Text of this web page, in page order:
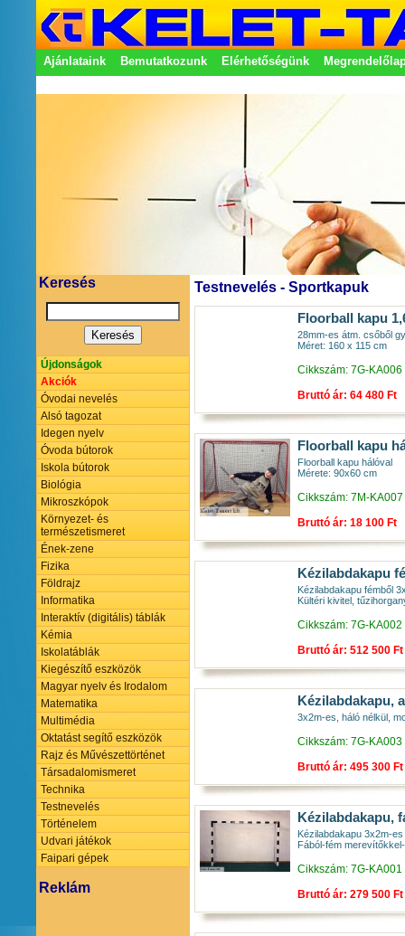
Ajánlataink Bemutatkozunk Elérhetőségünk
Keresés
Újdonságok
Akciók
Óvodai nevelés
Alsó tagozat
Idegen nyelv
Óvoda bútorok
Iskola bútorok
Biológia
Mikroszkópok
Környezet- és
természetismeret
Ének-zene
Fizika
Földrajz
Informatika
Interaktív (digitális) táblák
Kémia
Iskolatáblák
Kiegészítő eszközök
Magyar nyelv és Irodalom
Matematika
Multimédia
Oktatást segítő eszközök
Rajz és Művészettörténet
Társadalomismeret
Technika
Testnevelés
Történelem
Udvari játékok
Faipari gépek
Reklám
Testnevelés - Sportkapuk
Floorball kapu
28mm-es átm. csőből
Méret: 160 x 115 cm
Cikkszám: 7G-KA006
Bruttó ár: 64 480 Ft
Floorball kapu
Floorball kapu hálóval
Mérete: 90x60 cm
Cikkszám: 7M-KA007
Bruttó ár: 18 100 Ft
Kézilabdakapu
Kézilabdakapu fémből
Kültéri kivitel,
Cikkszám: 7G-KA002
Bruttó ár: 512 500 Ft
Kézilabdakapu,
3x2m-es, háló nélkül,
Cikkszám: 7G-KA003
Bruttó ár: 495 300 Ft
Kézilabdakapu,
Kézilabdakapu 3x2m-es
Fából-fém
Cikkszám: 7G-KA001
Bruttó ár: 279 500 Ft